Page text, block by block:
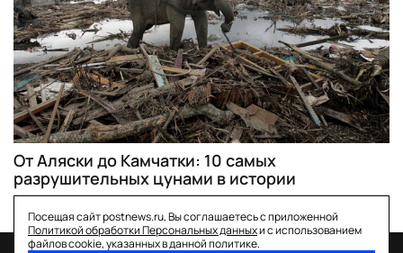
От Аляски до Камчатки: 10 самых
разрушительных цунами в истории
Посещая сайт postnews.ru, Вы соглашаетесь с приложенной
Политикой обработки Персональных данныхи с использованием
файлов cookie, указанных в данной политике.